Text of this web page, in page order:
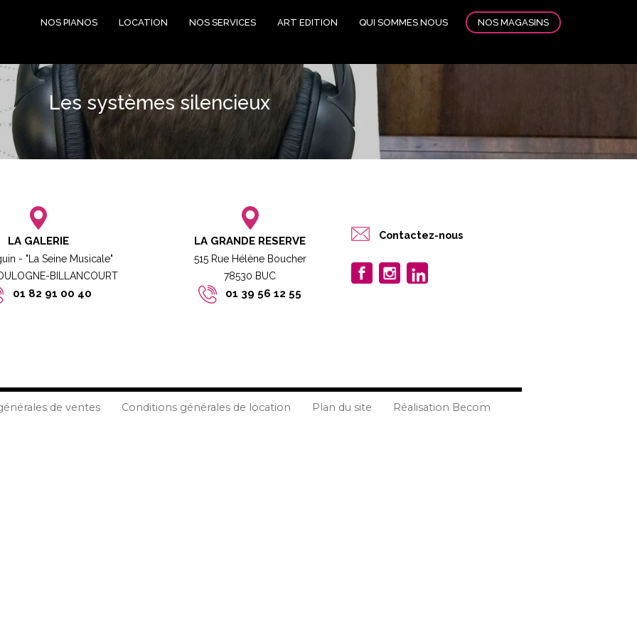
NOS PIANOS LOCATION NOS SERVICES ART EDITION QUI SOMMES NOUS NOS MAGASINS
Les systèmes silencieux
LA GALERIE
- "La Seine Musicale"
BILLANCOURT​
01 82 91 00 40
LA GRANDE RESERVE
515 Rue Hélène Boucher
78530 BUC​​
01 39 56 12 55
Contactez-nous
de ventes Conditions générales de location Plan du site Réalisation Becom